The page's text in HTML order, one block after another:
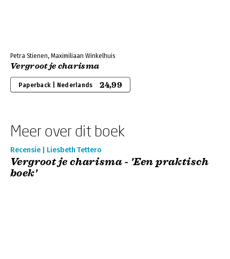
Petra Stienen, Maximiliaan Winkelhuis
Vergroot je charisma
Paperback | Nederlands 24,99
Meer over dit boek
Recensie | Liesbeth Tettero
Vergroot je charisma - 'Een praktisch
boek'